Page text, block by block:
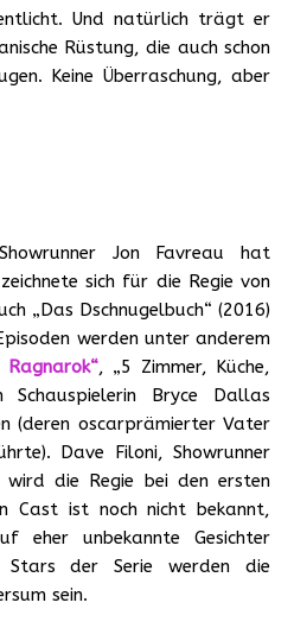
Und natürlich trägt er
Rüstung, die auch schon
Keine Überraschung, aber
Jon Favreau hat
sich für die Regie von
„Das Dschnugelbuch“ (2016)
werden unter anderem
Ragnarok“, „5 Zimmer, Küche,
Bryce Dallas
(deren oscarprämierter Vater
Dave Filoni, Showrunner
wird die Regie bei den ersten
Cast ist noch nicht bekannt,
eher unbekannte Gesichter
der Serie werden die
sein.